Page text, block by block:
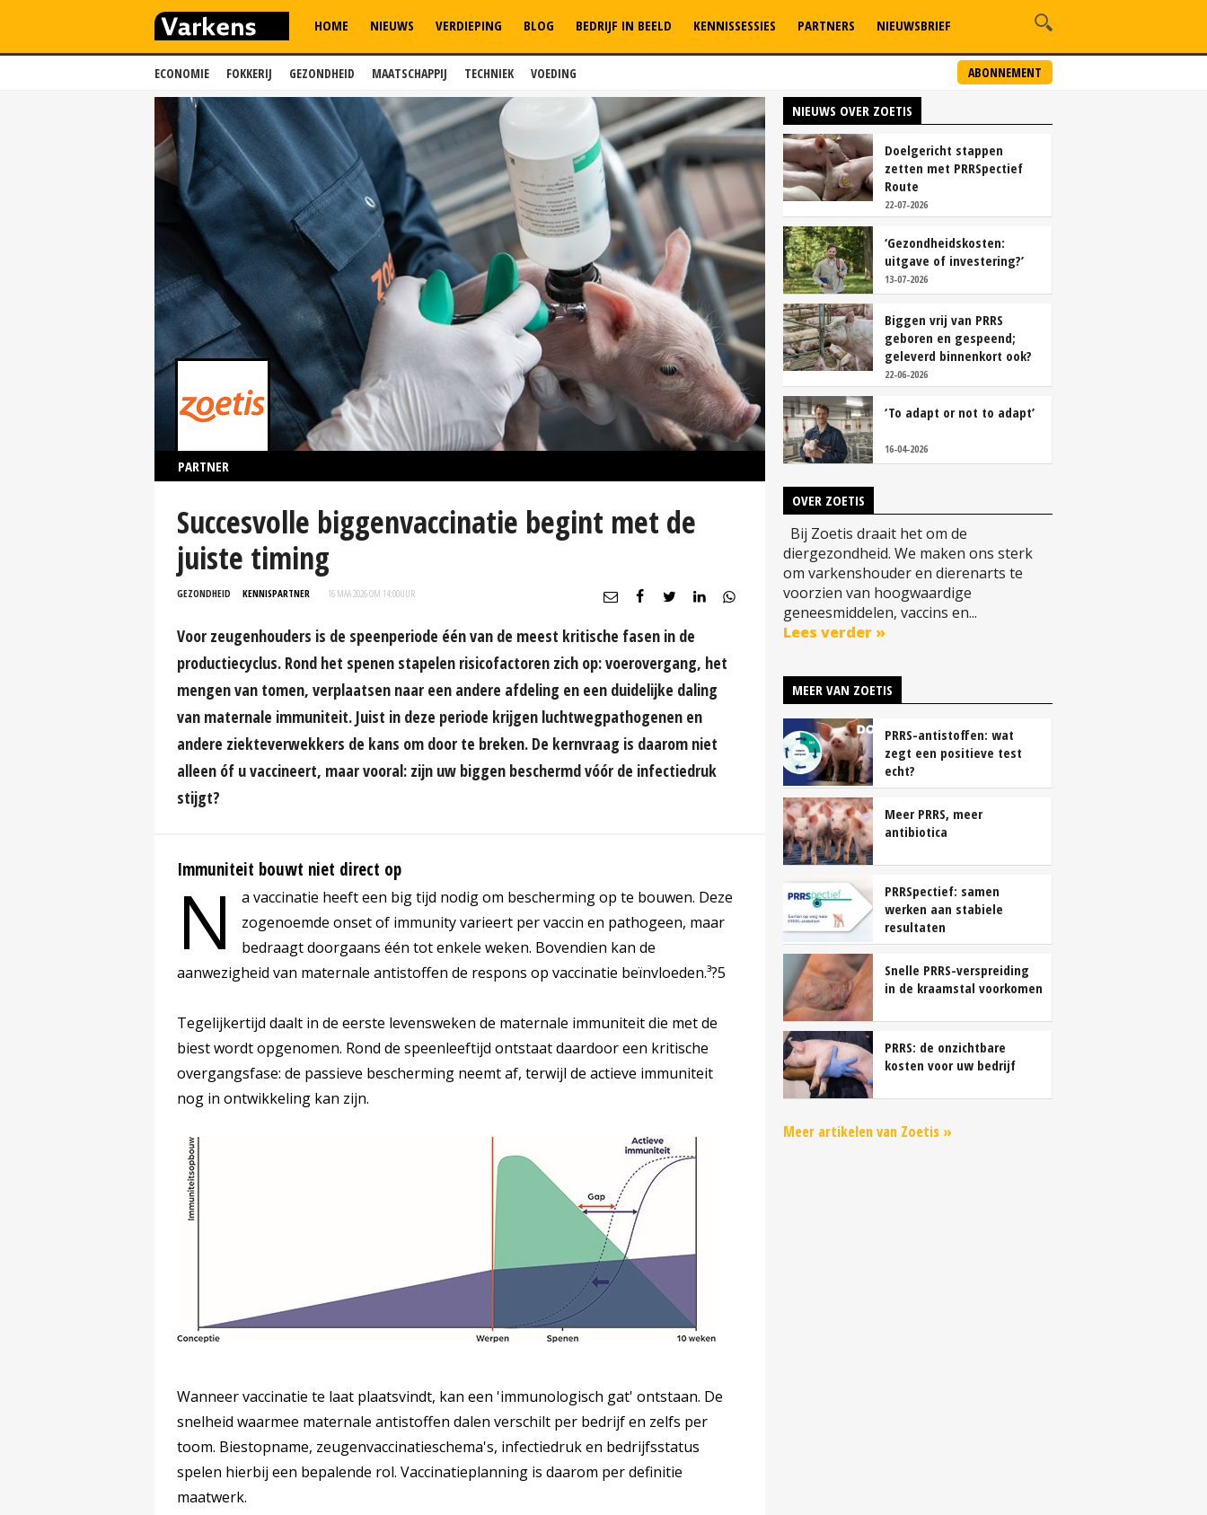
ECONOMIE FOKKERIJ GEZONDHEID MAATSCHAPPIJ TECHNIEK VOEDING ABONNEMENT
HOME NIEUWS VERDIEPING BLOG BEDRIJF IN BEELD KENNISSESSIES PARTNERS NIEUWSBRIEF
PARTNER
Succesvolle biggenvaccinatie begint met de
juiste timing
GEZONDHEID KENNISPARTNER 16 MAA 2026 OM 14:00UUR
Voor zeugenhouders is de speenperiode één van de meest kritische fasen in de
productiecyclus. Rond het spenen stapelen risicofactoren zich op: voerovergang, het
mengen van tomen, verplaatsen naar een andere afdeling en een duidelijke daling
van maternale immuniteit. Juist in deze periode krijgen luchtwegpathogenen en
andere ziekteverwekkers de kans om door te breken. De kernvraag is daarom niet
alleen óf u vaccineert, maar vooral: zijn uw biggen beschermd vóór de infectiedruk
stijgt?
Immuniteit bouwt niet direct op
N
a vaccinatie heeft een big tijd nodig om bescherming op te bouwen. Deze
zogenoemde onset of immunity varieert per vaccin en pathogeen, maar
bedraagt doorgaans één tot enkele weken. Bovendien kan de
aanwezigheid van maternale antistoffen de respons op vaccinatie beïnvloeden.³?5
Tegelijkertijd daalt in de eerste levensweken de maternale immuniteit die met de
biest wordt opgenomen. Rond de speenleeftijd ontstaat daardoor een kritische
overgangsfase: de passieve bescherming neemt af, terwijl de actieve immuniteit
nog in ontwikkeling kan zijn.
Wanneer vaccinatie te laat plaatsvindt, kan een 'immunologisch gat' ontstaan. De
snelheid waarmee maternale antistoffen dalen verschilt per bedrijf en zelfs per
toom. Biestopname, zeugenvaccinatieschema's, infectiedruk en bedrijfsstatus
spelen hierbij een bepalende rol. Vaccinatieplanning is daarom per definitie
maatwerk.
NIEUWS OVER ZOETIS
Doelgericht stappen
zetten met PRRSpectief
Route
22-07-2026
‘Gezondheidskosten:
uitgave of investering?’
13-07-2026
Biggen vrij van PRRS
geboren en gespeend;
geleverd binnenkort ook?
22-06-2026
‘To adapt or not to adapt’
16-04-2026
OVER ZOETIS
Bij Zoetis draait het om de
diergezondheid. We maken ons sterk
om varkenshouder en dierenarts te
voorzien van hoogwaardige
geneesmiddelen, vaccins en...
Lees verder »
MEER VAN ZOETIS
PRRS-antistoffen: wat
zegt een positieve test
echt?
Meer PRRS, meer
antibiotica
PRRSpectief: samen
werken aan stabiele
resultaten
Snelle PRRS-verspreiding
in de kraamstal voorkomen
PRRS: de onzichtbare
kosten voor uw bedrijf
Meer artikelen van Zoetis »